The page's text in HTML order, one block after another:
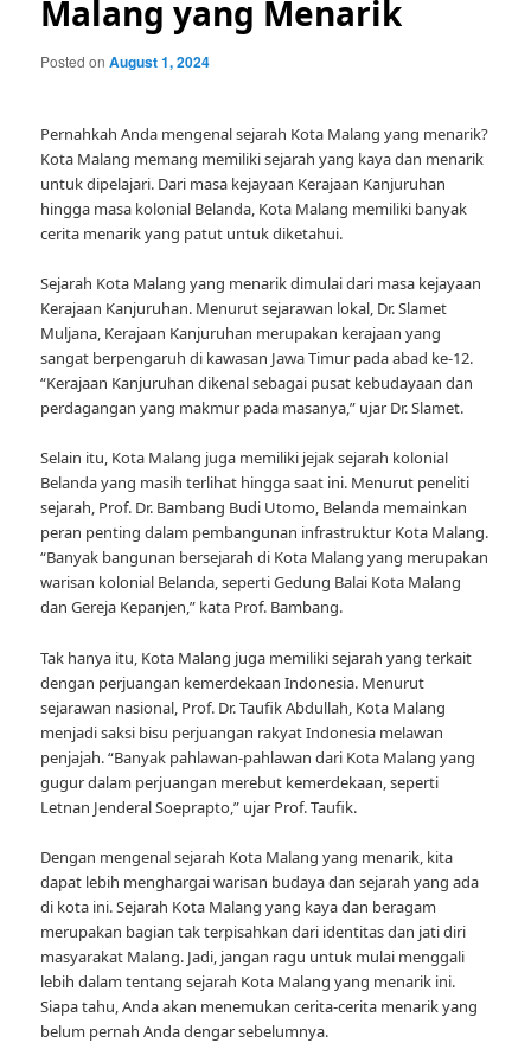
Malang yang Menarik
Posted onAugust 1, 2024
Pernahkah Anda mengenal sejarah Kota Malang yang menarik?
Kota Malang memang memiliki sejarah yang kaya dan menarik
untuk dipelajari. Dari masa kejayaan Kerajaan Kanjuruhan
hingga masa kolonial Belanda, Kota Malang memiliki banyak
cerita menarik yang patut untuk diketahui.
Sejarah Kota Malang yang menarik dimulai dari masa kejayaan
Kerajaan Kanjuruhan. Menurut sejarawan lokal, Dr. Slamet
Muljana, Kerajaan Kanjuruhan merupakan kerajaan yang
sangat berpengaruh di kawasan Jawa Timur pada abad ke-12.
“Kerajaan Kanjuruhan dikenal sebagai pusat kebudayaan dan
perdagangan yang makmur pada masanya,” ujar Dr. Slamet.
Selain itu, Kota Malang juga memiliki jejak sejarah kolonial
Belanda yang masih terlihat hingga saat ini. Menurut peneliti
sejarah, Prof. Dr. Bambang Budi Utomo, Belanda memainkan
peran penting dalam pembangunan infrastruktur Kota Malang.
“Banyak bangunan bersejarah di Kota Malang yang merupakan
warisan kolonial Belanda, seperti Gedung Balai Kota Malang
dan Gereja Kepanjen,” kata Prof. Bambang.
Tak hanya itu, Kota Malang juga memiliki sejarah yang terkait
dengan perjuangan kemerdekaan Indonesia. Menurut
sejarawan nasional, Prof. Dr. Taufik Abdullah, Kota Malang
menjadi saksi bisu perjuangan rakyat Indonesia melawan
penjajah. “Banyak pahlawan-pahlawan dari Kota Malang yang
gugur dalam perjuangan merebut kemerdekaan, seperti
Letnan Jenderal Soeprapto,” ujar Prof. Taufik.
Dengan mengenal sejarah Kota Malang yang menarik, kita
dapat lebih menghargai warisan budaya dan sejarah yang ada
di kota ini. Sejarah Kota Malang yang kaya dan beragam
merupakan bagian tak terpisahkan dari identitas dan jati diri
masyarakat Malang. Jadi, jangan ragu untuk mulai menggali
lebih dalam tentang sejarah Kota Malang yang menarik ini.
Siapa tahu, Anda akan menemukan cerita-cerita menarik yang
belum pernah Anda dengar sebelumnya.